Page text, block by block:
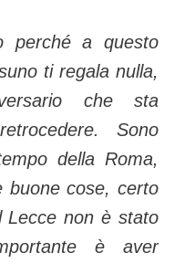
perché a questo
ti regala nulla,
che sta
Sono
della Roma,
buone cose, certo
Lecce non è stato
è aver